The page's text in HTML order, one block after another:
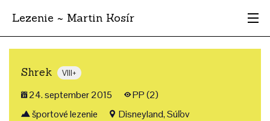
Lezenie ~ Martin Kosír
Najhodnotnejšie
Krajina
Shrek VIII+
24. september 2015
PP (2)
športové lezenie
Disneyland, Súľov